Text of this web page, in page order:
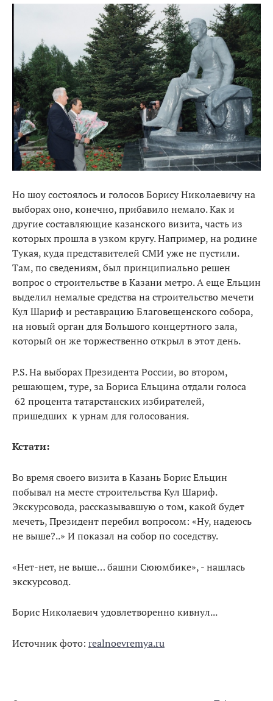
Но шоу состоялось и голосов Борису Николаевичу на
выборах оно, конечно, прибавило немало. Как и
другие составляющие казанского визита, часть из
которых прошла в узком кругу. Например, на родине
Тукая, куда представителей СМИ уже не пустили.
Там, по сведениям, был принципиально решен
вопрос о строительстве в Казани метро. А еще Ельцин
выделил немалые средства на строительство мечети
Кул Шариф и реставрацию Благовещенского собора,
на новый орган для Большого концертного зала,
который он же торжественно открыл в этот день.
P.S. На выборах Президента России, во втором,
решающем, туре, за Бориса Ельцина отдали голоса
62 процента татарстанских избирателей,
пришедших к урнам для голосования.
Кстати:
Во время своего визита в Казань Борис Ельцин
побывал на месте строительства Кул Шариф.
Экскурсовода, рассказывавшую о том, какой будет
мечеть, Президент перебил вопросом: «Ну, надеюсь
не выше?..» И показал на собор по соседству.
«Нет-нет, не выше… башни Сююмбике», - нашлась
экскурсовод.
Борис Николаевич удовлетворенно кивнул...
Источник фото: realnoevremya.ru